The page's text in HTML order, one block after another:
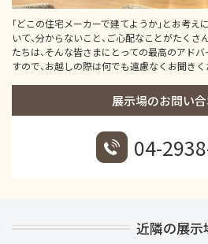
｢どこの住宅メーカーで建てようか｣とお考え
いて、分からないこと、ご心配なことがたく
たちは、そんな皆さまにとっての最高のアド
すので、お越しの際は何でも遠慮なくお聞きく
展示場のお問い
04-
近隣の展示